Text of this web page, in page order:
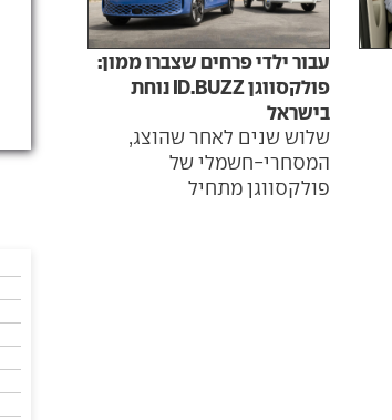
עבור ילדי פרחים שצברו ממון:
פולקסווגן ID.BUZZ נוחת
בישראל
שלוש שנים לאחר שהוצג,
המסחרי-חשמלי של
פולקסווגן מתחיל